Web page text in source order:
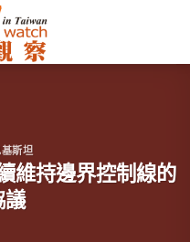
基斯坦
維持邊界控制線的
議